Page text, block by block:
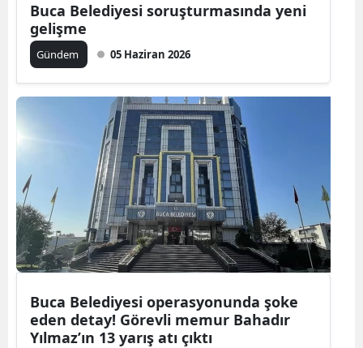
Buca Belediyesi soruşturmasında yeni
gelişme
Gündem 05 Haziran 2026
Buca Belediyesi operasyonunda şoke
eden detay! Görevli memur Bahadır
Yılmaz’ın 13 yarış atı çıktı